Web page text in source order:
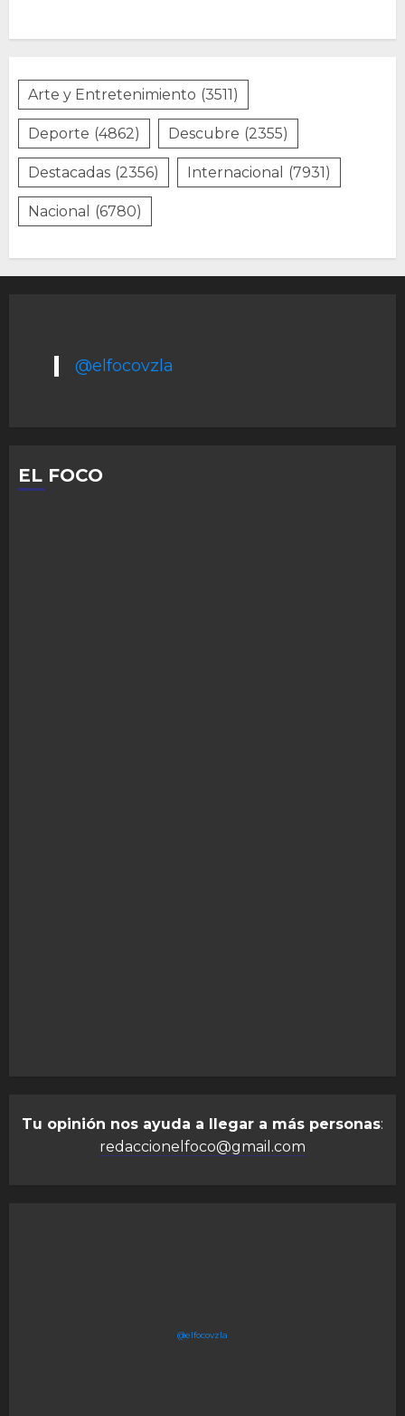
Arte y Entretenimiento (3511)
Deporte (4862) Descubre (2355)
Destacadas (2356) Internacional (7931)
Nacional (6780)
@elfocovzla
EL FOCO
Tu opinión nos ayuda a llegar a más personas:
redaccionelfoco@gmail.com
@elfocovzla